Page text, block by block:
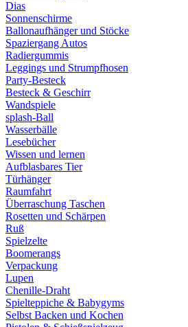
Dias
Sonnenschirme
Ballonaufhänger und Stöcke
Spaziergang Autos
Radiergummis
Leggings und Strumpfhosen
Party-Besteck
Besteck & Geschirr
Wandspiele
splash-Ball
Wasserbälle
Lesebücher
Wissen und lernen
Aufblasbares Tier
Türhänger
Raumfahrt
Überraschung Taschen
Rosetten und Schärpen
Ruß
Spielzelte
Boomerangs
Verpackung
Lupen
Chenille-Draht
Spielteppiche & Babygyms
Selbst Backen und Kochen